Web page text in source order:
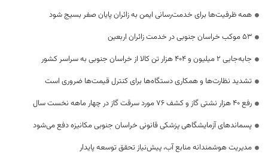
همه ظرفیت‌ها برای خدمت‌رسانی ایمن به زائران پایان صفر بسیج شود
53 موکب خراسان جنوبی در خدمت زائران اربعین
جابه‌جایی 2 میلیون و 404 هزار تن کالا از خراسان جنوبی به سراسر کشور
تشدید نظارت‌ها و همکاری دستگاه‌ها برای کنترل قیمت‌ها ضروری است
رفع 40 هزار نشتی گاز و کشف 76 مورد سرقت گاز در چهار ماهه نخست سال
پسماندهای آزمایشگاهی پزشکی قانونی خراسان جنوبی مکانیزه دفع می‌شود
مدیریت هوشمندانه منابع آب، پیش‌نیاز تحقق توسعه پایدار